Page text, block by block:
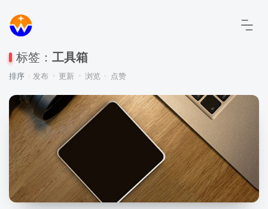
标签： 工具箱
排序 发布 更新 浏览 点赞